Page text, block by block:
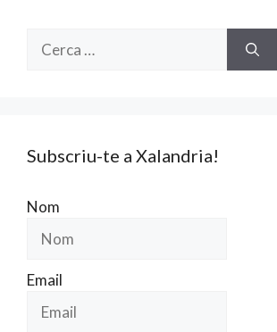
Subscriu-te a Xalandria!
Nom
Email